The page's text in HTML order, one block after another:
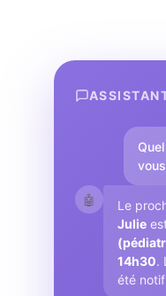
🤖
Le
Julie
14h30.
été